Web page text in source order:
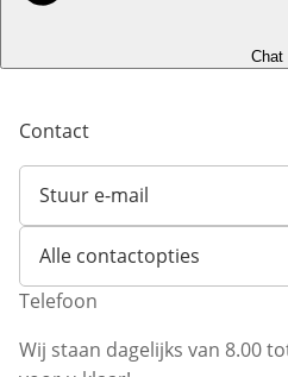
Chat
Contact
Stuur e-mail
Opent e-mailclient
Alle contactopties
Telefoon
Wij staan dagelijks van 8.00